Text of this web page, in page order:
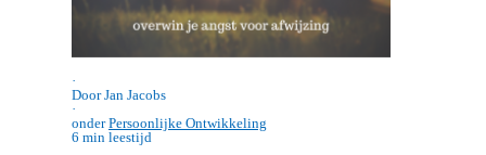
·
Door Jan Jacobs
·
onderPersoonlijke Ontwikkeling
6 min leestijd